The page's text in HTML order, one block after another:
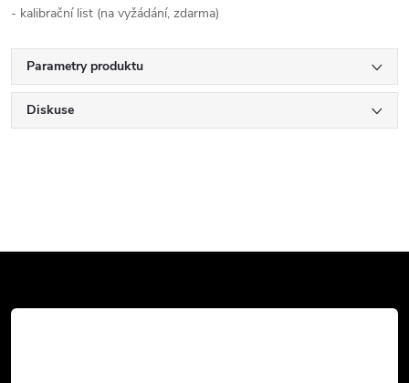
- kalibrační list (na vyžádání, zdarma)
Parametry produktu
Diskuse
á